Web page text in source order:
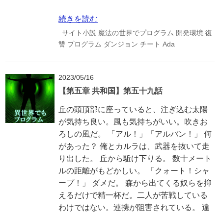
続きを読む
サイト小説 魔法の世界でプログラム 開発環境 復
讐 プログラム ダンジョン チート Ada
2023/05/16
【第五章 共和国】第五十九話
丘の頭頂部に座っていると、注ぎ込む太陽
が気持ち良い。風も気持ちがいい。吹きお
ろしの風だ。 「アル！」「アルバン！」 何
があった？ 俺とカルラは、武器を抜いて走
り出した。 丘から駈け下りる。 数十メート
ルの距離がもどかしい。 「クォート！シャ
ープ！」 ダメだ。 森から出てくる奴らを抑
えるだけで精一杯だ。二人が苦戦している
わけではない。連携が阻害されている。 違